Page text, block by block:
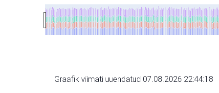
Graafik viimati uuendatud 07.08.2026 22:44:18